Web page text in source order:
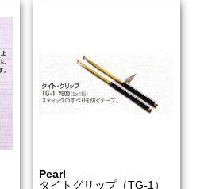
Pearl
タイトグリップ（TG-1）